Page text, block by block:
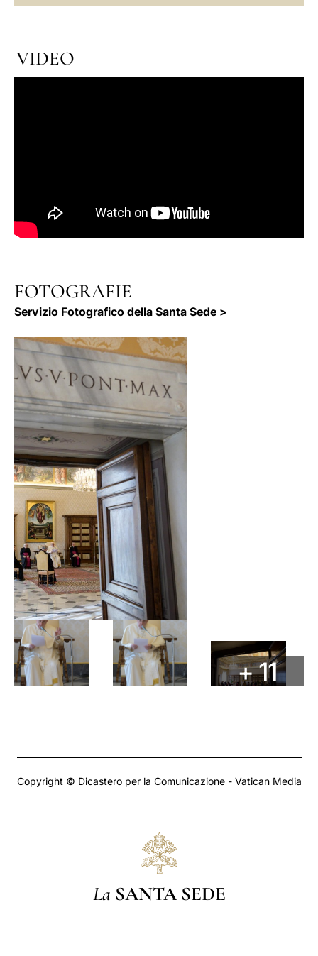
VIDEO
FOTOGRAFIE
Servizio Fotografico della Santa Sede >
+ 11
Copyright © Dicastero per la Comunicazione - Vatican Media
La SANTA SEDE